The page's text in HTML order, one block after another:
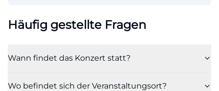
Häufig gestellte Fragen
Wann findet das Konzert statt?
Wo befindet sich der Veranstaltungsort?